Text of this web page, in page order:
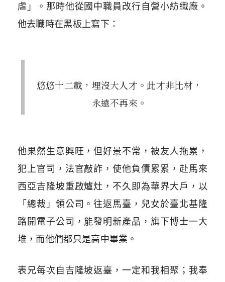
虐」。那時他從國中職員改行自營小紡織廠。
他去職時在黑板上寫下：
悠悠十二載，埋沒大人才。此才非比材，
永遠不再來。
他果然生意興旺，但好景不常，被友人拖累，
犯上官司，法官敲詐，使他負債累累，赴馬來
西亞吉隆坡重啟爐灶，不久即為華界大戶，以
「總裁」領公司。往返馬臺，兒女於臺北基隆
路開電子公司，能發明新產品，旗下博士一大
堆，而他們都只是高中畢業。
表兄每次自吉隆坡返臺，一定和我相聚；我奉